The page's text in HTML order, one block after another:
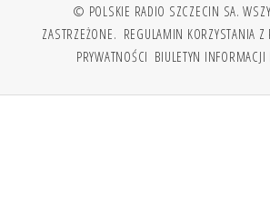
© POLSKIE RADIO SZCZECIN SA.
ZASTRZEŻONE. REGULAMIN KORZYSTANIA Z
PRYWATNOŚCI BIULETYN INFORMACJI